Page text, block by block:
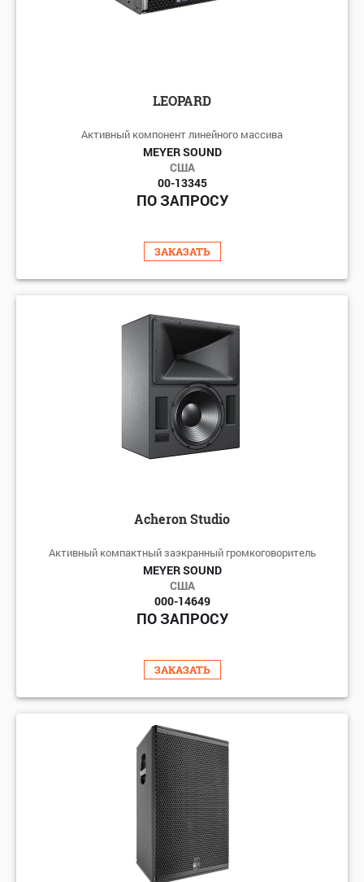
LEOPARD
Активный компонент линейного массива
MEYER SOUND
США
00-13345
ПО ЗАПРОСУ
ЗАКАЗАТЬ
Acheron Studio
Активный компактный заэкранный громкоговоритель
MEYER SOUND
США
000-14649
ПО ЗАПРОСУ
ЗАКАЗАТЬ